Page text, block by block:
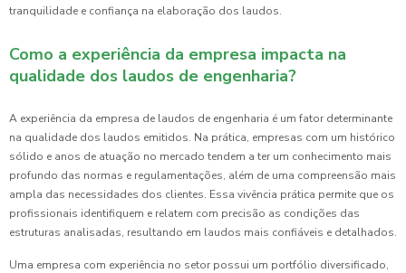
tranquilidade e confiança na elaboração dos laudos.
Como a experiência da empresa impacta na
qualidade dos laudos de engenharia?
A experiência da empresa de laudos de engenharia é um fator determinante
na qualidade dos laudos emitidos. Na prática, empresas com um histórico
sólido e anos de atuação no mercado tendem a ter um conhecimento mais
profundo das normas e regulamentações, além de uma compreensão mais
ampla das necessidades dos clientes. Essa vivência prática permite que os
profissionais identifiquem e relatem com precisão as condições das
estruturas analisadas, resultando em laudos mais confiáveis e detalhados.
Uma empresa com experiência no setor possui um portfólio diversificado,